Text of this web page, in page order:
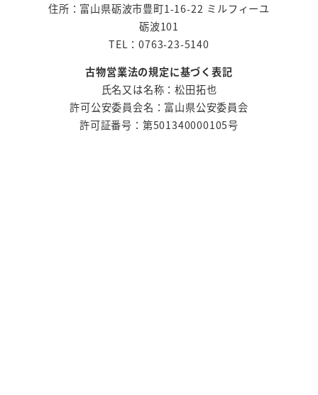
住所：富山県砺波市豊町1-16-22 ミルフィーユ
砺波101
TEL：0763-23-5140
古物営業法の規定に基づく表記
氏名又は名称：松田拓也
許可公安委員会名：富山県公安委員会
許可証番号：第501340000105号